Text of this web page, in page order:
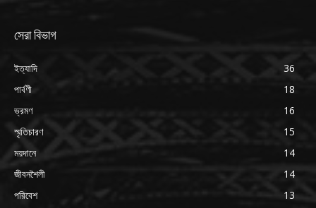
সেরা বিভাগ
ইত্যাদি
36
পার্বণী
18
ভ্রমণ
16
স্মৃতিচারণ
15
ময়দানে
14
জীবনশৈলী
14
পরিবেশ
13